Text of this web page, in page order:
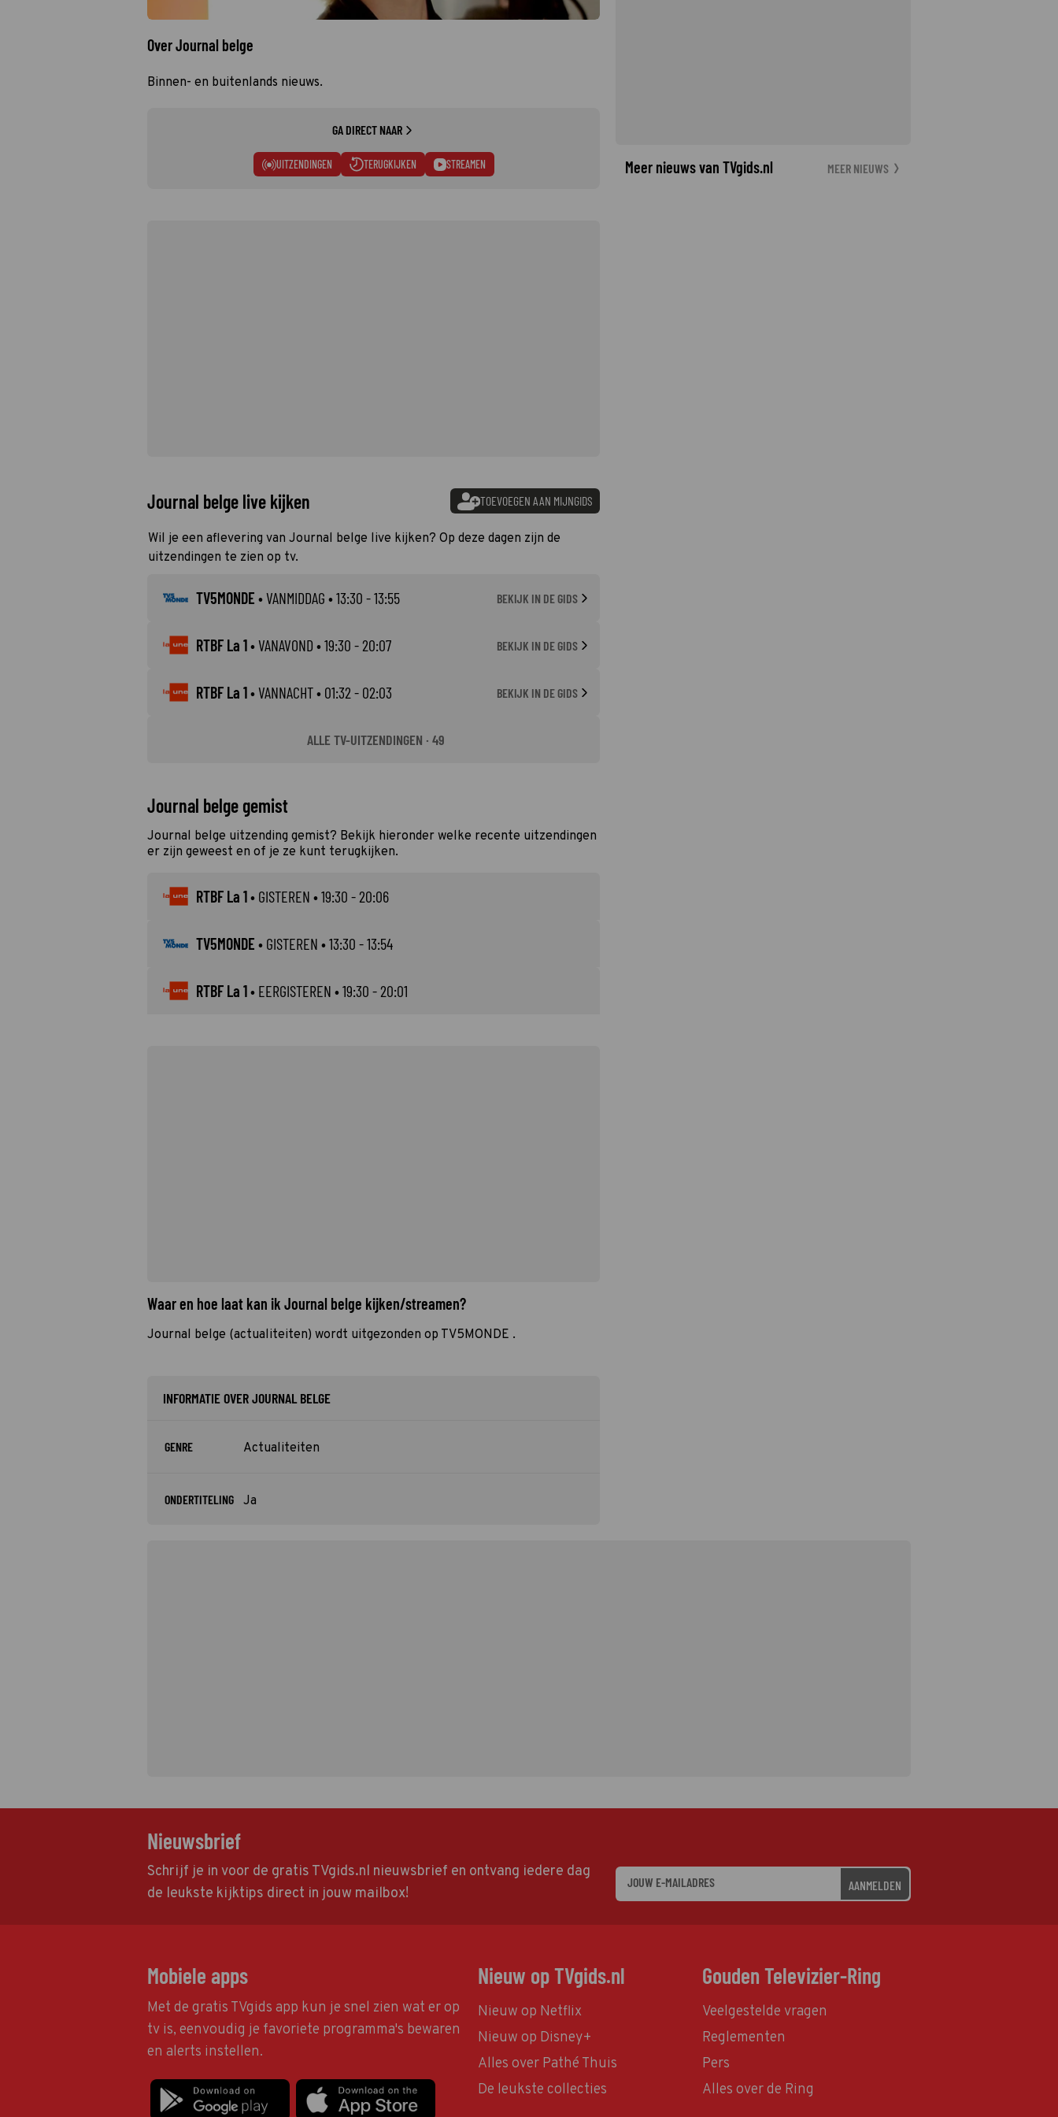
Over Journal belge
Binnen- en buitenlands nieuws.
GA DIRECT NAAR
UITZENDINGEN TERUGKIJKEN STREAMEN
Journal belge live kijken TOEVOEGEN AAN MIJNGIDS
Wil je een aflevering van Journal belge live kijken? Op deze dagen zijn de
uitzendingen te zien op tv.
TV5MONDE •VANMIDDAG • 13:30 - 13:55 BEKIJK IN DE GIDS
RTBF La 1•VANAVOND • 19:30 - 20:07 BEKIJK IN DE GIDS
RTBF La 1•VANNACHT• 01:32 - 02:03 BEKIJK IN DE GIDS
ALLE TV-UITZENDINGEN · 49
Journal belge gemist
Journal belge uitzending gemist? Bekijk hieronder welke recente uitzendingen
er zijn geweest en of je ze kunt terugkijken.
RTBF La 1• GISTEREN • 19:30 - 20:06
TV5MONDE • GISTEREN • 13:30 - 13:54
RTBF La 1• EERGISTEREN • 19:30 - 20:01
Waar en hoe laat kan ik Journal belge kijken/streamen?
Journal belge (actualiteiten) wordt uitgezonden op TV5MONDE .
INFORMATIE OVER JOURNAL BELGE
GENRE Actualiteiten
ONDERTITELING Ja
Meer nieuws van TVgids.nl MEER NIEUWS
Nieuwsbrief
Schrijf je in voor de gratis TVgids.nl nieuwsbrief en ontvang iedere dag
de leukste kijktips direct in jouw mailbox!
AANMELDEN
Mobiele apps
Met de gratis TVgids app kun je snel zien wat er op
tv is, eenvoudig je favoriete programma's bewaren
en alerts instellen.
Nieuw op TVgids.nl
Nieuw op Netflix
Nieuw op Disney+
Alles over Pathé Thuis
De leukste collecties
Gouden Televizier-Ring
Veelgestelde vragen
Reglementen
Pers
Alles over de Ring